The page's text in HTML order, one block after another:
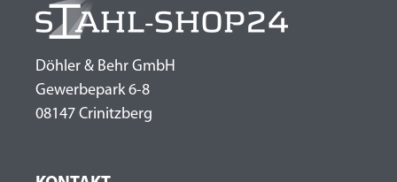
Döhler & Behr GmbH
Gewerbepark 6-8
08147 Crinitzberg